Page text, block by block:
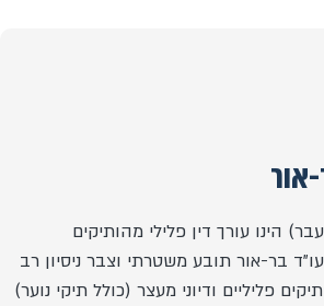
אור
הינו עורך דין פלילי מהותיקים
בר-אור תובע משטרתי וצבר ניסיון רב
פליליים ודיוני מעצר (כולל תיקי נוער)